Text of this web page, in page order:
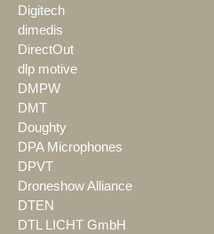
Digitech
dimedis
DirectOut
dlp motive
DMPW
DMT
Doughty
DPA Microphones
DPVT
Droneshow Alliance
DTEN
DTL LICHT GmbH